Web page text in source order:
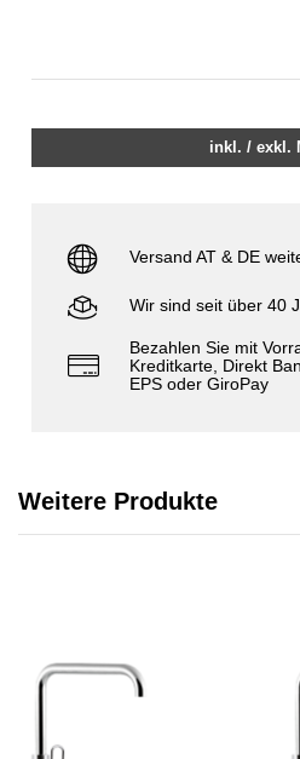
inkl. / exkl.
Versand AT & DE
Wir sind seit über 40
Bezahlen Sie mit
Kreditkarte, Direkt
EPS oder GiroPay
Weitere Produkte